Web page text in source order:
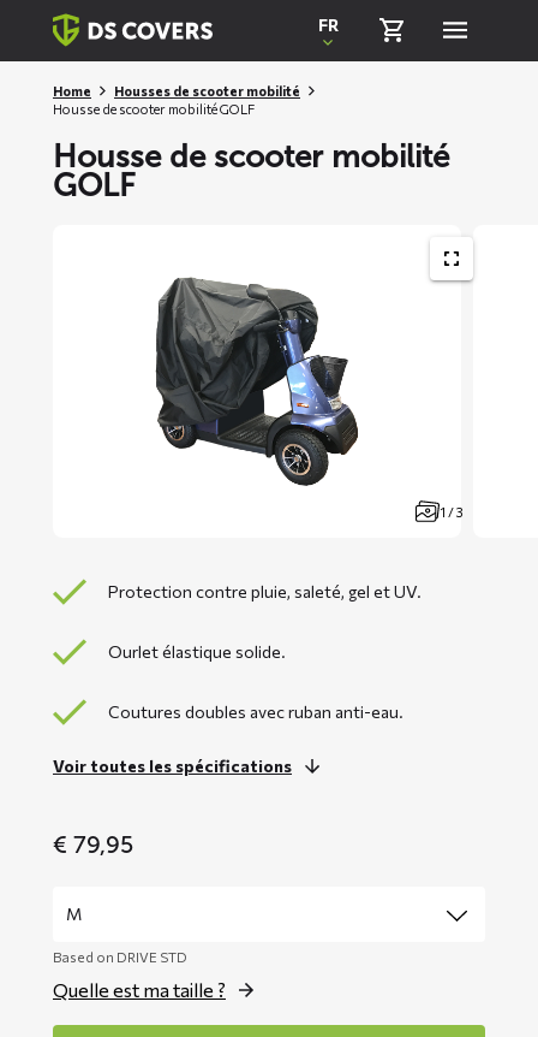
Skiplinks
FR
Home
Housses de scooter mobilité
Housse de scooter mobilité GOLF
Housse de scooter mobilité
GOLF
1 / 3
Protection contre pluie, saleté, gel et UV.
Ourlet élastique solide.
Coutures doubles avec ruban anti-eau.
Voir toutes les spécifications
€ 79,95
Based on DRIVE STD
Quelle est ma taille ?